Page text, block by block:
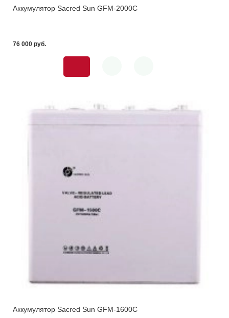
Аккумулятор Sacred Sun GFM-2000C
76 000 pуб.
Аккумулятор Sacred Sun GFM-1600C